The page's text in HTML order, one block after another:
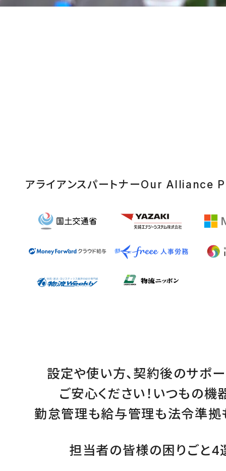
アライアンスパートナーOur Alliance
設定や使い方、 契約後のサポ
ご安心ください！ いつもの機
勤怠管理も給与管理も法令準拠
担当者の皆様の困りごと4